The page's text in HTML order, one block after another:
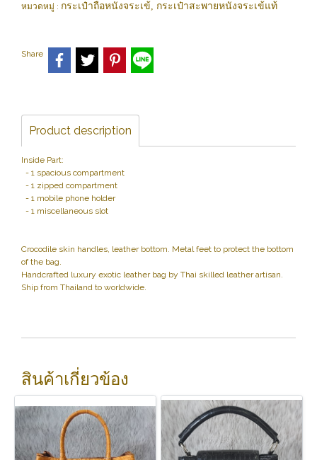
หมวดหมู่ : กระเป๋าถือหนังจระเข้, กระเป๋าสะพายหนังจระเข้แท้
Share
Product description
Inside Part:
- 1 spacious compartment
- 1 zipped compartment
- 1 mobile phone holder
- 1 miscellaneous slot
Crocodile skin handles, leather bottom. Metal feet to protect the bottom
of the bag.
Handcrafted luxury exotic leather bag by Thai skilled leather artisan.
Ship from Thailand to worldwide.
สินค้าเกี่ยวข้อง